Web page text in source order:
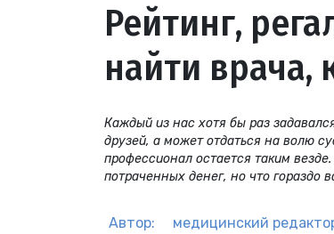
Рейтинг,
найти врача,
Каждый из нас хотя бы раз
друзей, а может отдаться на волю
профессионал остается таким
потраченных денег, но что гораздо
Автор: медицинский